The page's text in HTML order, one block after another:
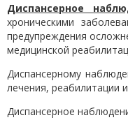
Диспансерное
хроническими
предупреждения
медицинской
Диспансерному
лечения, реабилитации
Диспансерное